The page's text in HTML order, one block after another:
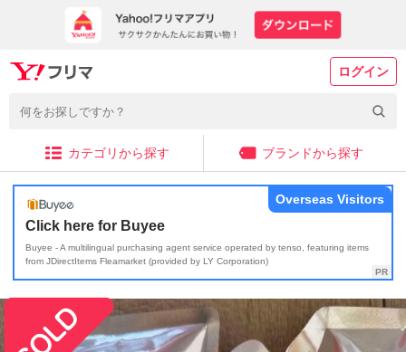
ログイン
カテゴリから探す ブランドから探す
Click here for Buyee
Buyee - A multilingual purchasing agent service operated by tenso, featuring items
from JDirectItems Fleamarket (provided by LY Corporation)
Overseas Visitors